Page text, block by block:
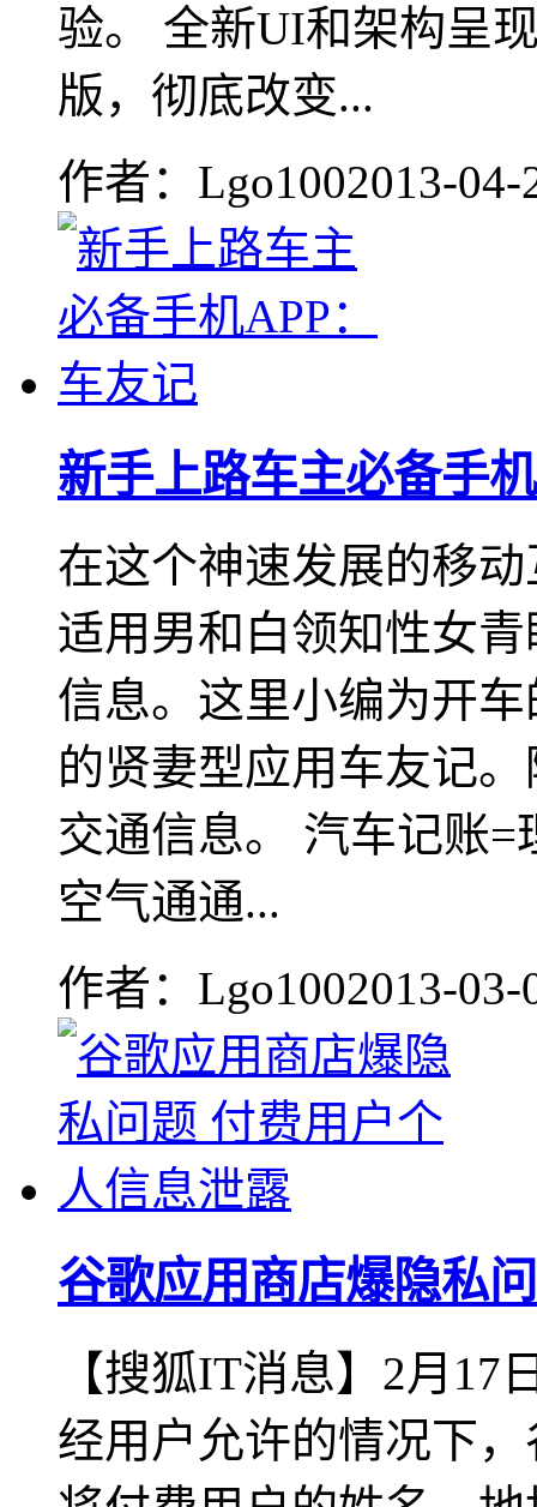
验。 全新UI和架构呈
版，彻底改变...
作者：Lgo1002013-04-
新手上路车主必备手
在这个神速发展的移
适用男和白领知性女
信息。这里小编为开
的贤妻型应用车友记
交通信息。 汽车记账
空气通通...
作者：Lgo1002013-03-
谷歌应用商店爆隐私
【搜狐IT消息】2月
经用户允许的情况下